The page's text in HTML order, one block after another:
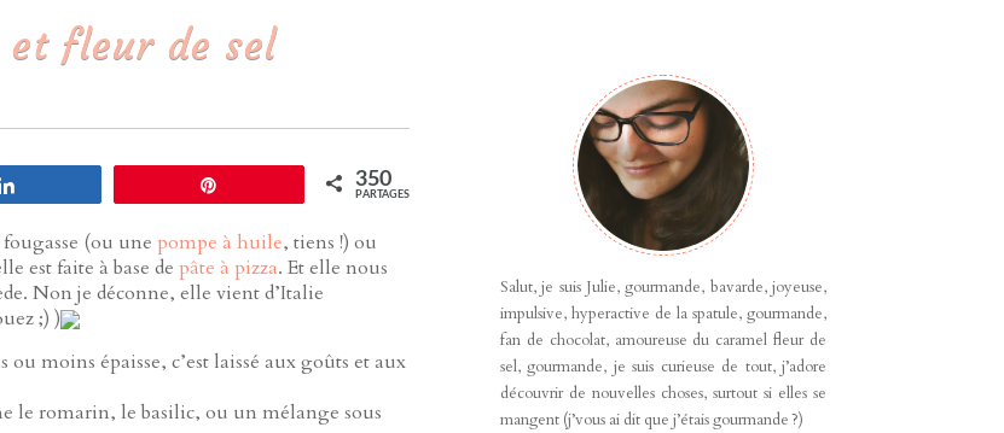
et fleur de sel
350
PARTAGES
(ou une pompe à huile, tiens !) ou
est faite à base de pâte à pizza. Et elle nous
Non je déconne, elle vient d’Italie
;) )
moins épaisse, c’est laissé aux goûts et aux
le romarin, le basilic, ou un mélange sous
Salut, je suis Julie, gourmande, bavarde, joyeuse,
impulsive, hyperactive de la spatule, gourmande,
fan de chocolat, amoureuse du caramel fleur de
sel, gourmande, je suis curieuse de tout, j’adore
découvrir de nouvelles choses, surtout si elles se
mangent (j’vous ai dit que j’étais gourmande ?)